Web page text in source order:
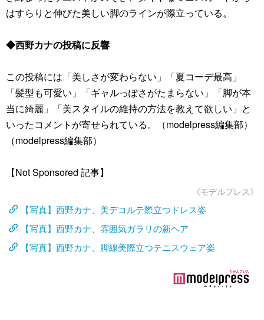
はすらりと伸びた美しい脚のラインが際立っている。
◆西野カナの投稿に反響
この投稿には「美しさが変わらない」「夏コーデ最高」
「髪型も可愛い」「ギャルっぽさがたまらない」「脚が本
当に綺麗」「美スタイルの維持の方法を教えて欲しい」と
いったコメントが寄せられている。（modelpress編集部）
（modelpress編集部）
【Not Sponsored 記事】
《モデルプレス》
【写真】西野カナ、美デコルテ際立つドレス姿
【写真】西野カナ、雰囲気ガラリの新ヘア
【写真】西野カナ、脚線美際立つテニスウェア姿